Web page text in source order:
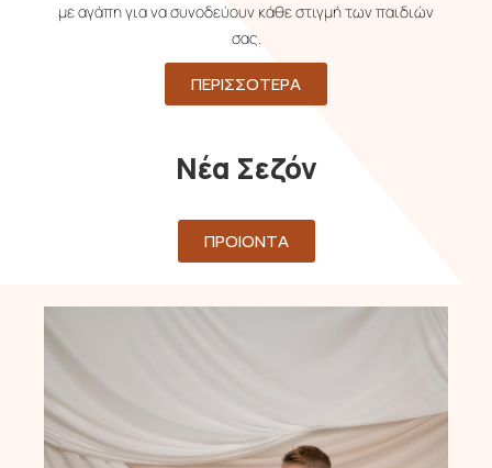
με αγάπη για να συνοδεύουν κάθε στιγμή των παιδιών
σας.
ΠΕΡΙΣΣΟΤΕΡΑ
Νέα Σεζόν
ΠΡΟΙΟΝΤΑ